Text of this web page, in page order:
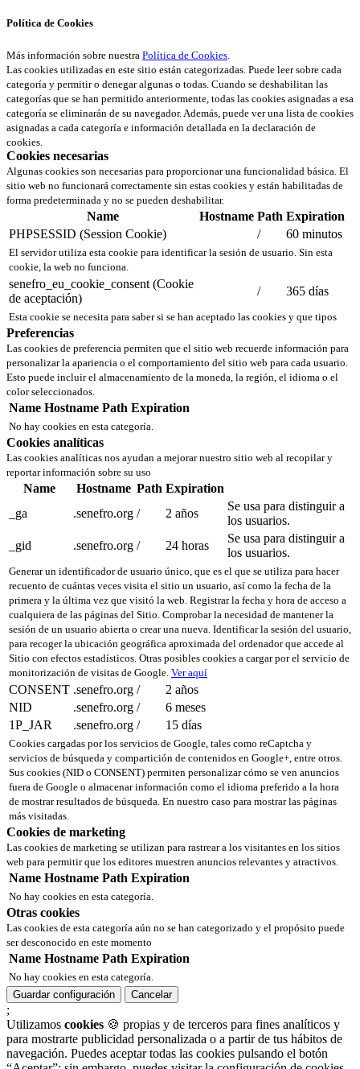
Política de Cookies
Más información sobre nuestra Política de Cookies.
Las cookies utilizadas en este sitio están categorizadas. Puede leer sobre cada
categoría y permitir o denegar algunas o todas. Cuando se deshabilitan las
categorías que se han permitido anteriormente, todas las cookies asignadas a esa
categoría se eliminarán de su navegador. Además, puede ver una lista de cookies
asignadas a cada categoría e información detallada en la declaración de
cookies.
Cookies necesarias
Algunas cookies son necesarias para proporcionar una funcionalidad básica. El
sitio web no funcionará correctamente sin estas cookies y están habilitadas de
forma predeterminada y no se pueden deshabilitar.
Name Hostname Path Expiration
PHPSESSID (Session Cookie)
/ 60 minutos
El servidor utiliza esta cookie para identificar la sesión de usuario. Sin esta
cookie, la web no funciona.
senefro_eu_cookie_consent (Cookie
de aceptación)
/ 365 días
Esta cookie se necesita para saber si se han aceptado las cookies y que tipos
Preferencias
Las cookies de preferencia permiten que el sitio web recuerde información para
personalizar la apariencia o el comportamiento del sitio web para cada usuario.
Esto puede incluir el almacenamiento de la moneda, la región, el idioma o el
color seleccionados.
Name Hostname Path Expiration
No hay cookies en esta categoría.
Cookies analíticas
Las cookies analíticas nos ayudan a mejorar nuestro sitio web al recopilar y
reportar información sobre su uso
Name Hostname Path Expiration
_ga
.senefro.org / 2 años
Se usa para distinguir a
los usuarios.
_gid
.senefro.org / 24 horas
Se usa para distinguir a
los usuarios.
Generar un identificador de usuario único, que es el que se utiliza para hacer
recuento de cuántas veces visita el sitio un usuario, así como la fecha de la
primera y la última vez que visitó la web. Registrar la fecha y hora de acceso a
cualquiera de las páginas del Sitio. Comprobar la necesidad de mantener la
sesión de un usuario abierta o crear una nueva. Identificar la sesión del usuario,
para recoger la ubicación geográfica aproximada del ordenador que accede al
Sitio con efectos estadísticos. Otras posibles cookies a cargar por el servicio de
monitorización de visitas de Google. Ver aquí
CONSENT .senefro.org /
2 años
NID
.senefro.org /
6 meses
1P_JAR
.senefro.org / 15 días
Cookies cargadas por los servicios de Google, tales como reCaptcha y
servicios de búsqueda y compartición de contenidos en Google+, entre otros.
Sus cookies (NID o CONSENT) permiten personalizar cómo se ven anuncios
fuera de Google o almacenar información como el idioma preferido a la hora
de mostrar resultados de búsqueda. En nuestro caso para mostrar las páginas
más visitadas.
Cookies de marketing
Las cookies de marketing se utilizan para rastrear a los visitantes en los sitios
web para permitir que los editores muestren anuncios relevantes y atractivos.
Name Hostname Path Expiration
No hay cookies en esta categoría.
Otras cookies
Las cookies de esta categoría aún no se han categorizado y el propósito puede
ser desconocido en este momento
Name Hostname Path Expiration
No hay cookies en esta categoría.
Guardar configuración
Cancelar
;
Utilizamos cookies 🍪 propias y de terceros para fines analíticos y
para mostrarte publicidad personalizada o a partir de tus hábitos de
navegación. Puedes aceptar todas las cookies pulsando el botón